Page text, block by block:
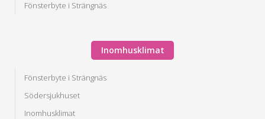
Fönsterbyte i Strängnäs
Inomhusklimat
Fönsterbyte i Strängnäs
Södersjukhuset
Inomhusklimat